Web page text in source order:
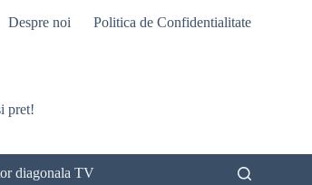
Despre noi Politica de Confidentialitate
pret!
diagonala TV